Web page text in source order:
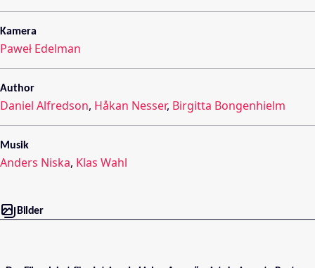
Kamera
Paweł Edelman
Author
Daniel Alfredson, Håkan Nesser, Birgitta Bongenhielm
Musik
Anders Niska, Klas Wahl
Bilder